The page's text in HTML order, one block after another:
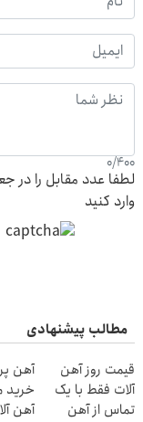
0/400
لطفا عدد مقابل را در
وارد کنید
مطالب پیشنهادی
قیمت روز آهن
آلات فقط با یک
تماس از آهن
آهن
خرید
آهن